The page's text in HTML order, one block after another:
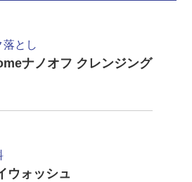
落とし
ナノオフ クレンジング
ウォッシュ